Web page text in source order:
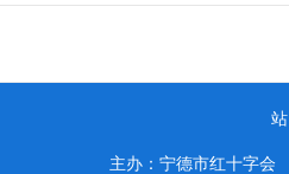
主办：宁德市红十字